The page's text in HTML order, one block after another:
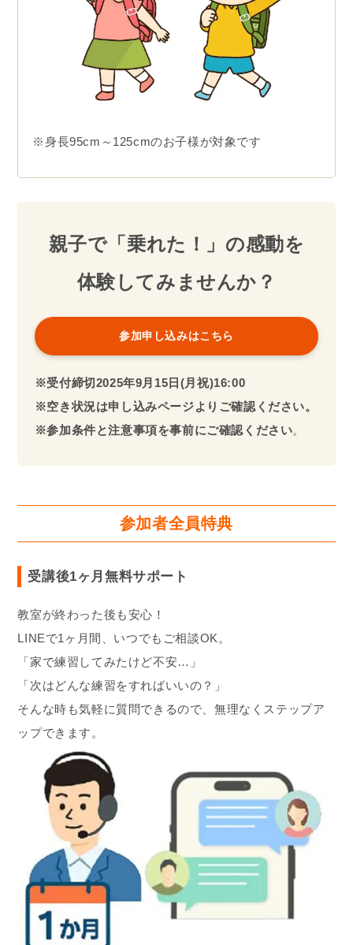
※身長95cm～125cmのお子様が対象です
親子で「乗れた！」の感動を
体験してみませんか？
参加申し込みはこちら
※受付締切2025年9月15日(月祝)16:00
※空き状況は申し込みページよりご確認ください。
※参加条件と注意事項を事前にご確認ください。
参加者全員特典
受講後1ヶ月無料サポート
教室が終わった後も安心！
LINEで1ヶ月間、いつでもご相談OK。
「家で練習してみたけど不安…」
「次はどんな練習をすればいいの？」
そんな時も気軽に質問できるので、無理なくステップア
ップできます。